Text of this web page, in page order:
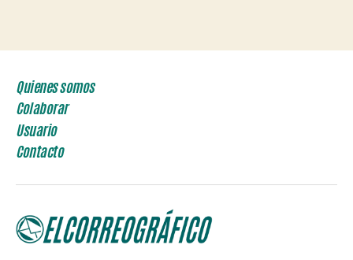
Quienes somos
Colaborar
Usuario
Contacto